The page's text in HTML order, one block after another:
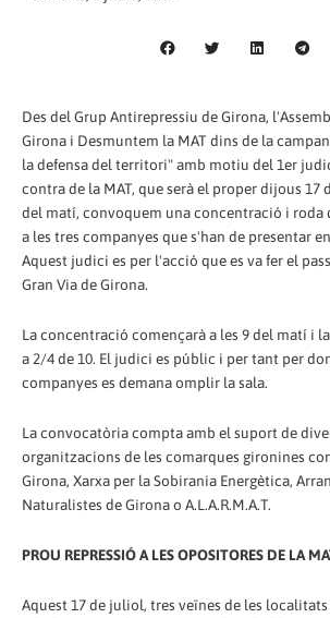
Des del Grup Antirepressiu de Girona,
Girona i Desmuntem la MAT dins de la
la defensa del territori" amb motiu del 1er
contra de la MAT, que serà el proper dijous 17
del matí, convoquem una concentració i roda
a les tres companyes que s'han de presentar
Aquest judici es per l'acció que es va fer el
Gran Via de Girona.
La concentració començarà a les 9 del matí i
a 2/4 de 10. El judici es públic i per tant per
companyes es demana omplir la sala.
La convocatòria compta amb el suport de
organitzacions de les comarques gironines
Girona, Xarxa per la Sobirania Energètica,
Naturalistes de Girona o A.L.A.R.M.A.T.
PROU REPRESSIÓ A LES OPOSITORES DE LA
Aquest 17 de juliol, tres veïnes de les